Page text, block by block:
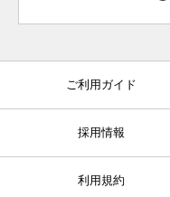
ご利用ガイド
採用情報
利用規約